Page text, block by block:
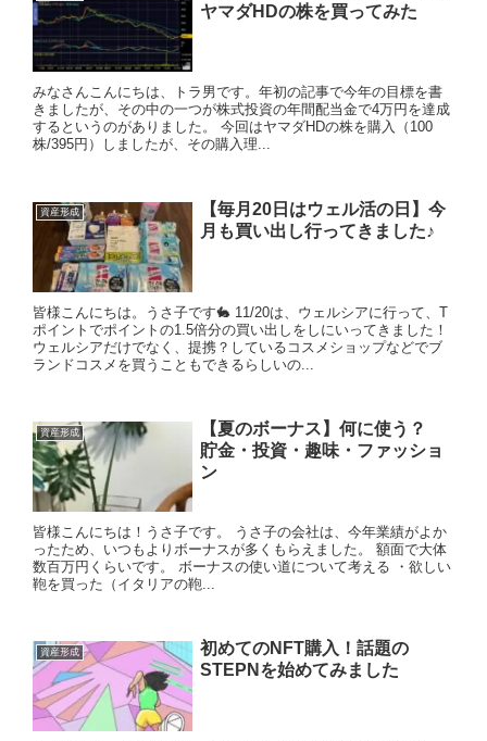
ヤマダHDの株を買ってみた
みなさんこんにちは、トラ男です。年初の記事で今年の目標を書
きましたが、その中の一つが株式投資の年間配当金で4万円を達成
するというのがありました。 今回はヤマダHDの株を購入（100
株/395円）しましたが、その購入理...
資産形成
【毎月20日はウェル活の日】今
月も買い出し行ってきました♪
皆様こんにちは。うさ子です🐇 11/20は、ウェルシアに行って、T
ポイントでポイントの1.5倍分の買い出しをしにいってきました！
ウェルシアだけでなく、提携？しているコスメショップなどでブ
ランドコスメを買うこともできるらしいの...
資産形成
【夏のボーナス】何に使う？
貯金・投資・趣味・ファッショ
ン
皆様こんにちは！うさ子です。 うさ子の会社は、今年業績がよか
ったため、いつもよりボーナスが多くもらえました。 額面で大体
数百万円くらいです。 ボーナスの使い道について考える ・欲しい
鞄を買った（イタリアの鞄...
資産形成
初めてのNFT購入！話題の
STEPNを始めてみました